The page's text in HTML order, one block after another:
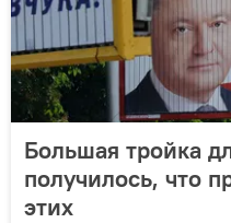
Большая тройка
получилось, что
этих